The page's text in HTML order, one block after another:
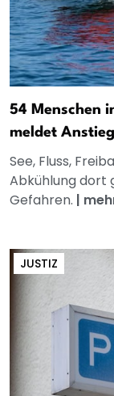
54 Menschen
meldet Anstieg
See, Fluss,
Abkühlung dort
Gefahren. |
JUSTIZ